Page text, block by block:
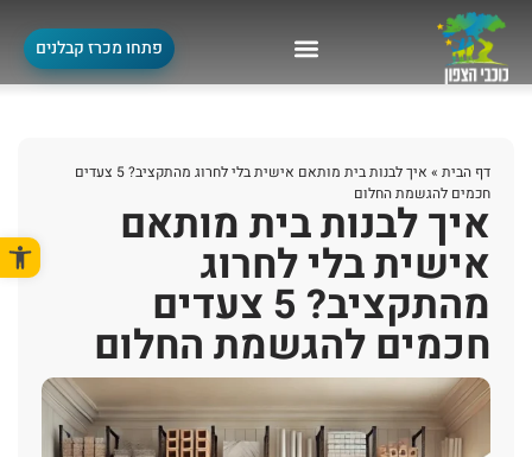
פתח
פתחו מכרז קבלנים
דף הבית »
איך לבנות בית מותאם אישית בלי לחרוג מהתקציב? 5 צעדים
חכמים להגשמת החלום
איך לבנות בית מותאם
אישית בלי לחרוג
מהתקציב? 5 צעדים
חכמים להגשמת החלום